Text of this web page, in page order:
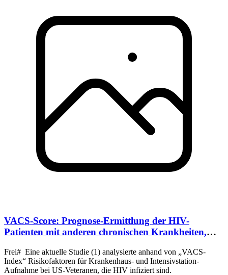
VACS-Score: Prognose-Ermittlung der HIV-
Patienten mit anderen chronischen Krankheiten,
Frei# Eine aktuelle Studie (1) analysierte anhand von „VACS-
Index“ Risikofaktoren für Krankenhaus- und Intensivstation-
Aufnahme bei US-Veteranen, die HIV infiziert sind.